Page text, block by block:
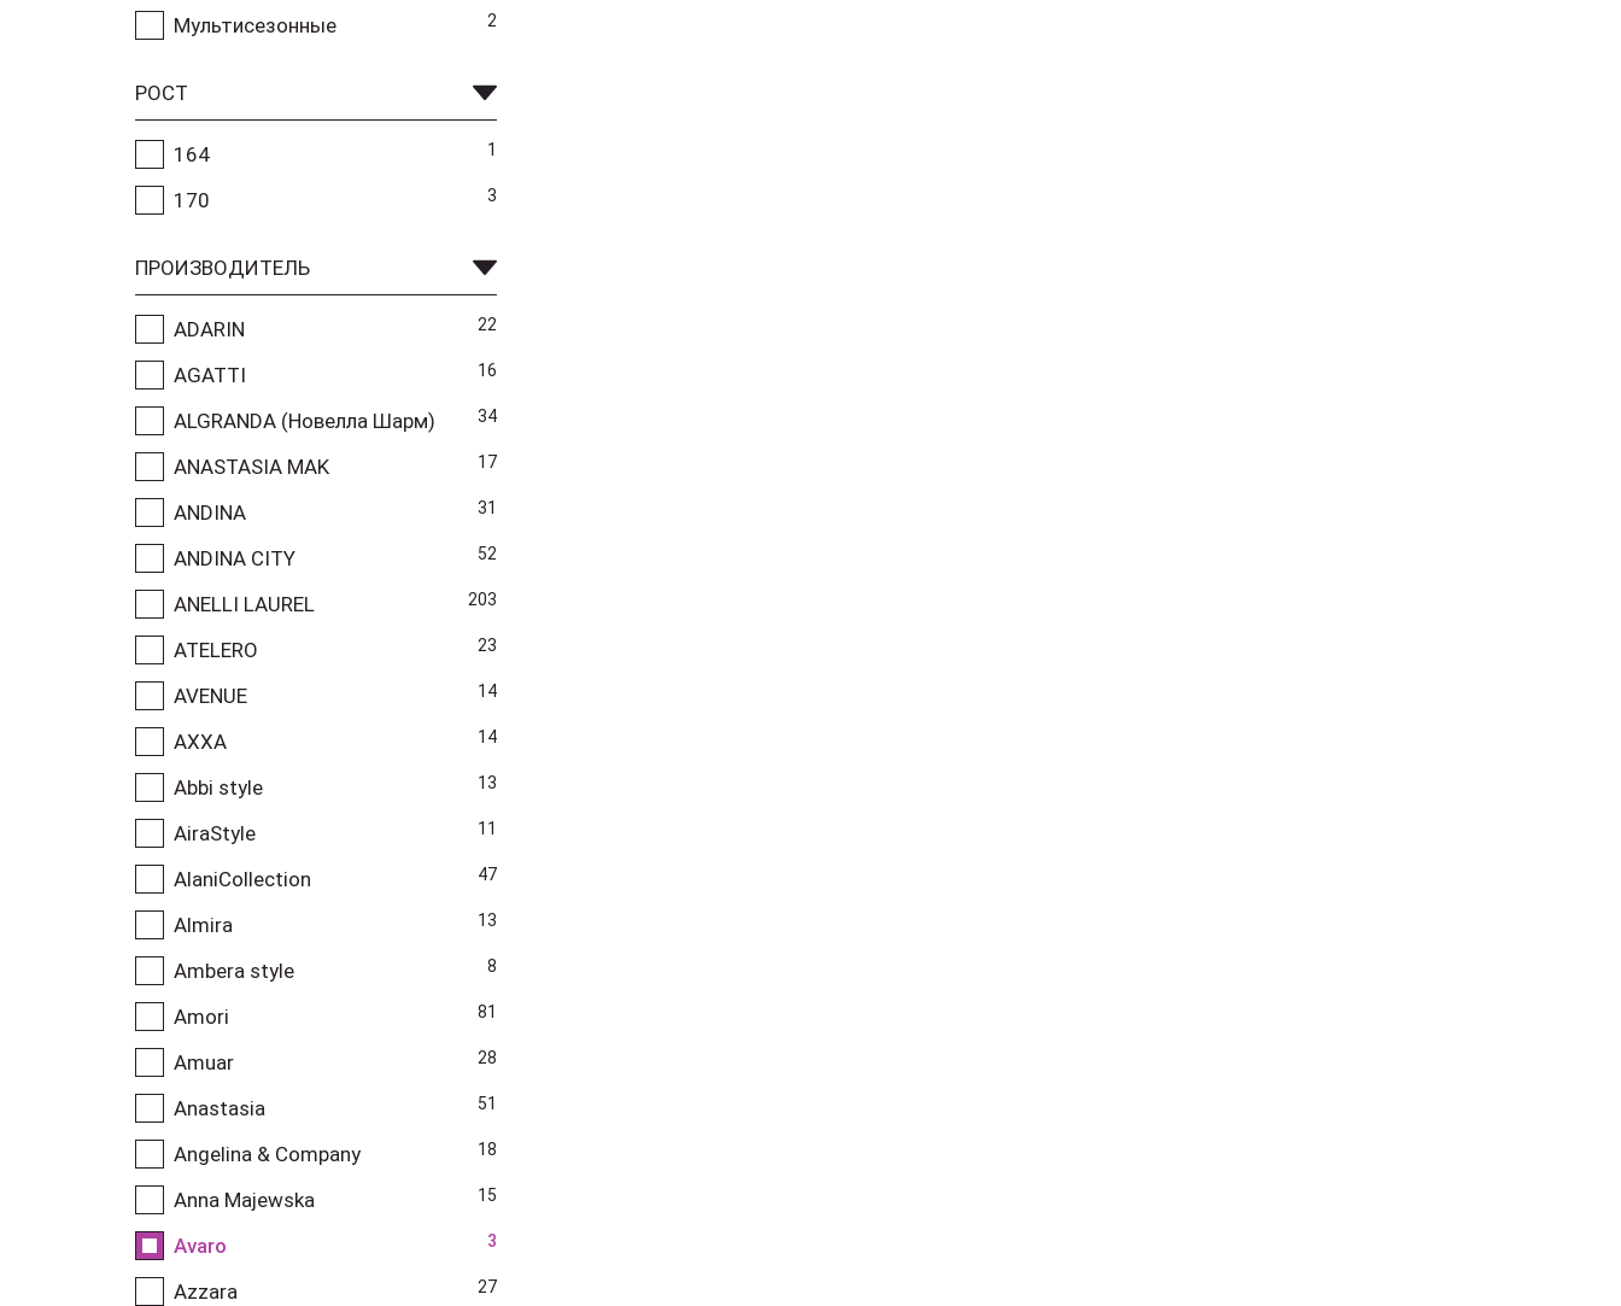
Мультисезонные 2
РОСТ
164 1
170 3
ПРОИЗВОДИТЕЛЬ
ADARIN 22
AGATTI 16
ALGRANDA (Новелла Шарм) 34
ANASTASIA MAK 17
ANDINA 31
ANDINA CITY 52
ANELLI LAUREL 203
ATELERO 23
AVENUE 14
AXXA 14
Abbi style 13
AiraStyle 11
AlaniCollection 47
Almira 13
Ambera style 8
Amori 81
Amuar 28
Anastasia 51
Angelina & Company 18
Anna Majewska 15
Avaro 3
Azzara 27